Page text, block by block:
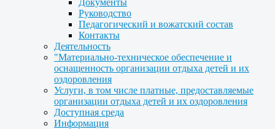
Документы
Руководство
Педагогический и вожатский состав
Контакты
Деятельность
"Материально-техническое обеспечение и
оснащенность организации отдыха детей и их
оздоровления
Услуги, в том числе платные, предоставляемые
организации отдыха детей и их оздоровления
Доступная среда
Информация